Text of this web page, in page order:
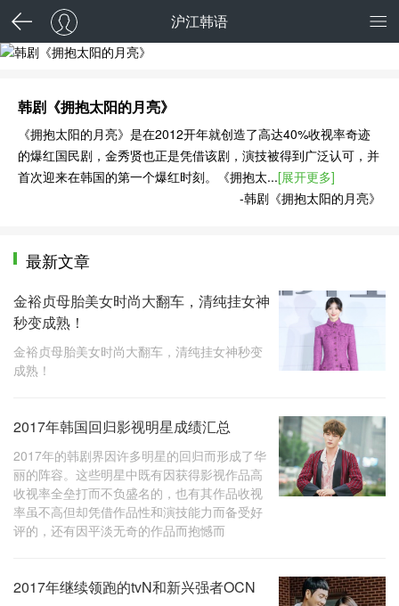
沪江韩语
韩剧《拥抱太阳的月亮》
《拥抱太阳的月亮》是在2012开年就创造了高达40%收视率奇迹
的爆红国民剧，金秀贤也正是凭借该剧，演技被得到广泛认可，并
首次迎来在韩国的第一个爆红时刻。《拥抱太...[展开更多]
-韩剧《拥抱太阳的月亮》
最新文章
金裕贞母胎美女时尚大翻车，清纯挂女神
秒变成熟！
金裕贞母胎美女时尚大翻车，清纯挂女神秒变
成熟！
2017年韩国回归影视明星成绩汇总
2017年的韩剧界因许多明星的回归而形成了华
丽的阵容。这些明星中既有因获得影视作品高
收视率全垒打而不负盛名的，也有其作品收视
率虽不高但却凭借作品性和演技能力而备受好
评的，还有因平淡无奇的作品而抱憾而
2017年继续领跑的tvN和新兴强者OCN